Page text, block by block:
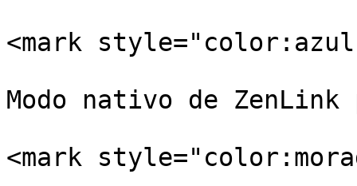
<mark
Modo nativo de ZenLink
<mark